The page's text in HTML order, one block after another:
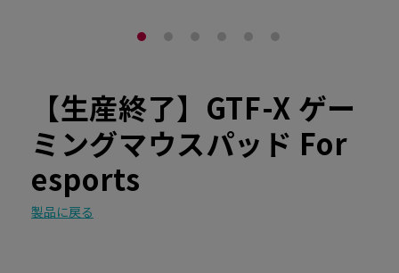
【生産終了】GTF-X ゲー
ミングマウスパッド For
esports
製品に戻る